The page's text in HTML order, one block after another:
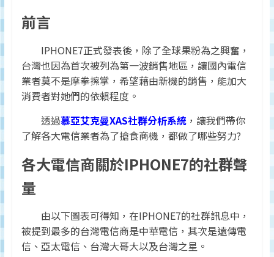
前言
IPHONE7正式發表後，除了全球果粉為之興奮，
台灣也因為首次被列為第一波銷售地區，讓國內電信
業者莫不是摩拳擦掌，希望藉由新機的銷售，能加大
消費者對她們的依賴程度。
透過慕亞艾克曼XAS社群分析系統，讓我們帶你
了解各大電信業者為了搶食商機，都做了哪些努力?
各大電信商關於IPHONE7的社群聲
量
由以下圖表可得知，在IPHONE7的社群訊息中，
被提到最多的台灣電信商是中華電信，其次是遠傳電
信、亞太電信、台灣大哥大以及台灣之星。